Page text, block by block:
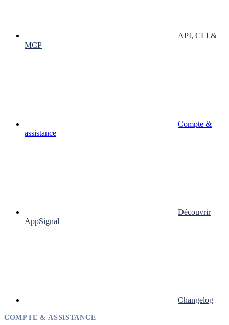
API, CLI &
MCP
Compte &
assistance
Découvrir
AppSignal
Changelog
COMPTE & ASSISTANCE